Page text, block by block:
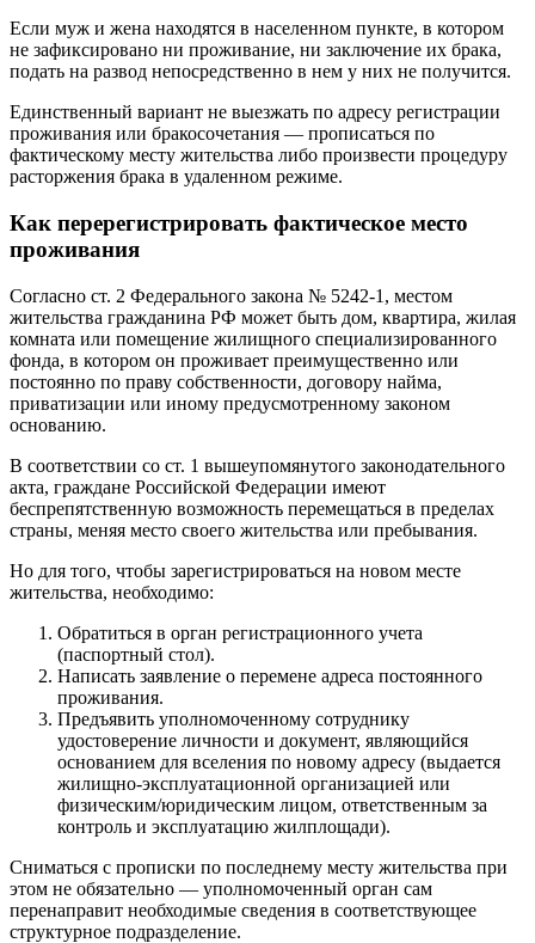
Если муж и жена находятся в населенном пункте, в котором
не зафиксировано ни проживание, ни заключение их брака,
подать на развод непосредственно в нем у них не получится.
Единственный вариант не выезжать по адресу регистрации
проживания или бракосочетания — прописаться по
фактическому месту жительства либо произвести процедуру
расторжения брака в удаленном режиме.
Как перерегистрировать фактическое место
проживания
Согласно ст. 2 Федерального закона № 5242-1, местом
жительства гражданина РФ может быть дом, квартира, жилая
комната или помещение жилищного специализированного
фонда, в котором он проживает преимущественно или
постоянно по праву собственности, договору найма,
приватизации или иному предусмотренному законом
основанию.
В соответствии со ст. 1 вышеупомянутого законодательного
акта, граждане Российской Федерации имеют
беспрепятственную возможность перемещаться в пределах
страны, меняя место своего жительства или пребывания.
Но для того, чтобы зарегистрироваться на новом месте
жительства, необходимо:
Обратиться в орган регистрационного учета
(паспортный стол).
Написать заявление о перемене адреса постоянного
проживания.
Предъявить уполномоченному сотруднику
удостоверение личности и документ, являющийся
основанием для вселения по новому адресу (выдается
жилищно-эксплуатационной организацией или
физическим/юридическим лицом, ответственным за
контроль и эксплуатацию жилплощади).
Сниматься с прописки по последнему месту жительства при
этом не обязательно — уполномоченный орган сам
перенаправит необходимые сведения в соответствующее
структурное подразделение.